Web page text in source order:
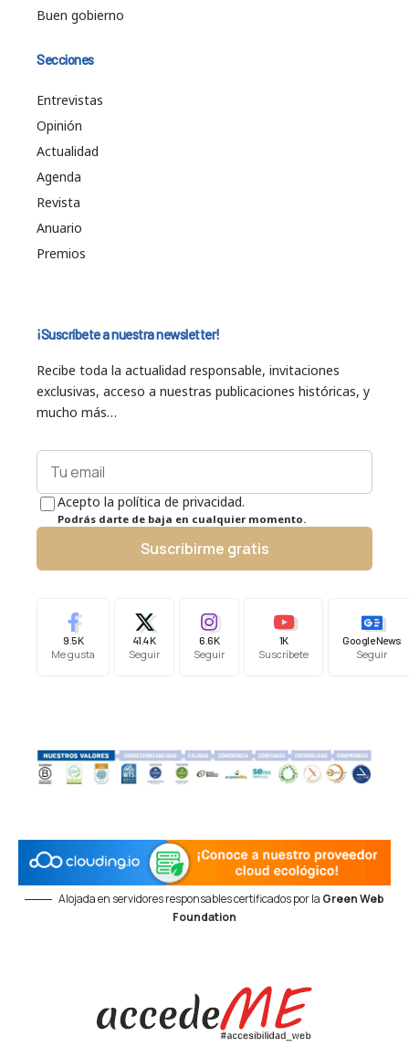
Buen gobierno
Secciones
Entrevistas
Opinión
Actualidad
Agenda
Revista
Anuario
Premios
¡Suscríbete a nuestra newsletter!
Recibe toda la actualidad responsable, invitaciones
exclusivas, acceso a nuestras publicaciones históricas, y
mucho más…
Acepto la política de privacidad.
Podrás darte de baja en cualquier momento.
Suscribirme gratis
9.5K
Me gusta
41.4K
Seguir
6.6K
Seguir
1K
Suscríbete
Google News
Seguir
Alojada en servidores responsables certificados por la Green Web
Foundation